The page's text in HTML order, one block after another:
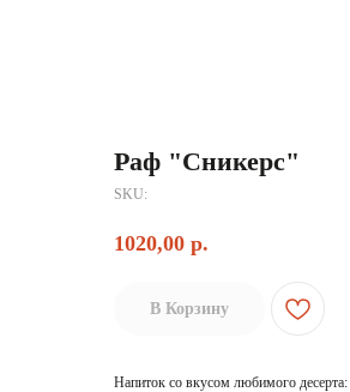
Раф "Сникерс"
SKU:
1020,00 р.
В Корзину
Напиток со вкусом любимого